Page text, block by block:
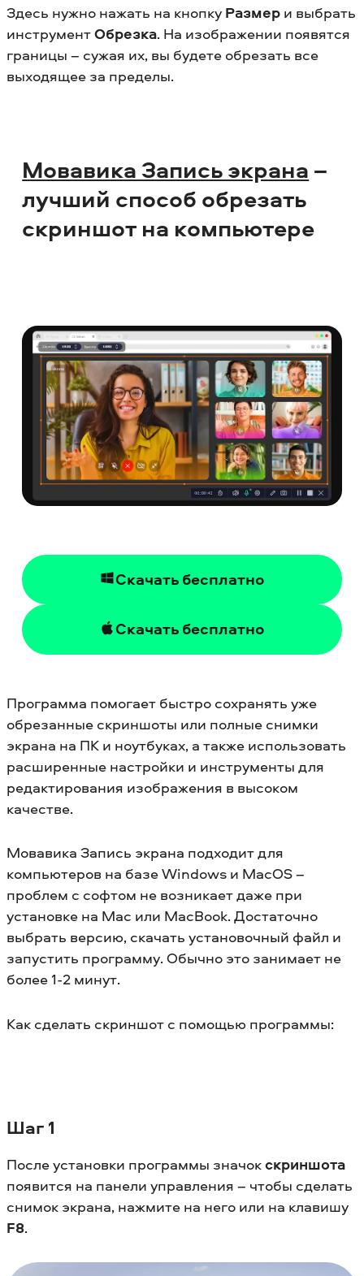
Здесь нужно нажать на кнопку Размер и выбрать
инструментОбрезка. На изображении появятся
границы – сужая их, вы будете обрезать все
выходящее за пределы.
Мовавика Запись экрана –
лучший способ обрезать
скриншот на компьютере
Скачать бесплатно
Скачать бесплатно
Программа помогает быстро сохранять уже
обрезанные скриншоты или полные снимки
экрана на ПК и ноутбуках, а также использовать
расширенные настройки и инструменты для
редактирования изображения в высоком
качестве.
Мовавика Запись экрана подходит для
компьютеров на базе Windows и MacOS –
проблем с софтом не возникает даже при
установке на Mac или MacBook. Достаточно
выбрать версию, скачать установочный файл и
запустить программу. Обычно это занимает не
более 1-2 минут.
Как сделать скриншот с помощью программы:
Шаг 1
После установки программы значокскриншота
появится на панели управления – чтобы сделать
снимок экрана, нажмите на него или на клавишу
F8.